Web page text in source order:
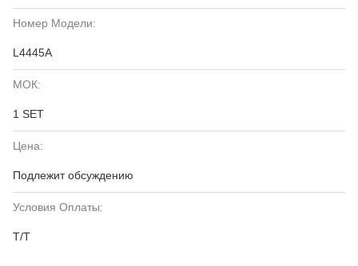
Номер Модели:
L4445A
МОК:
1 SET
Цена:
Подлежит обсуждению
Условия Оплаты:
T/T